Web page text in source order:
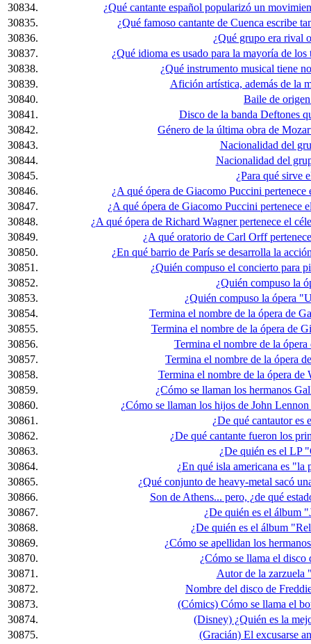
30834.
¿Qué cantante español popularizó un
30835.
¿Qué famoso cantante de Cuenca escribe
30836.
¿Qué grupo era rival
30837.
¿Qué idioma es usado para la mayoría de
30838.
¿Qué instrumento musical tiene
30839.
Afición artística, además de la
30840.
Baile de
30841.
Disco de la banda Deftones
30842.
Género de la última obra de
30843.
Nacionalidad del
30844.
Nacionalidad del
30845.
¿Para qué sirve
30846.
¿A qué ópera de Giacomo Puccini
30847.
¿A qué ópera de Giacomo Puccini pertenece
30848.
¿A qué ópera de Richard Wagner pertenece el
30849.
¿A qué oratorio de Carl Orff
30850.
¿En qué barrio de París se desarrolla la
30851.
¿Quién compuso el concierto para
30852.
¿Quién compuso la
30853.
¿Quién compuso la ópera
30854.
Termina el nombre de la ópera de
30855.
Termina el nombre de la ópera de
30856.
Termina el nombre de la
30857.
Termina el nombre de la ópera
30858.
Termina el nombre de la ópera
30859.
¿Cómo se llaman los hermanos
30860.
¿Cómo se llaman los hijos de John
30861.
¿De qué cantautor es
30862.
¿De qué cantante fueron los
30863.
¿De quién es el LP
30864.
¿En qué isla americana es "la
30865.
¿Qué conjunto de heavy-metal sacó
30866.
Son de Athens... pero, ¿de qué
30867.
¿De quién es el álbum
30868.
¿De quién es el álbum
30869.
¿Cómo se apellidan los
30870.
¿Cómo se llama el disco
30871.
Autor de la
30872.
Nombre del disco de
30873.
(Cómics) Cómo se llama el
30874.
(Disney) ¿Quién es la
30875.
(Gracián) El excusarse